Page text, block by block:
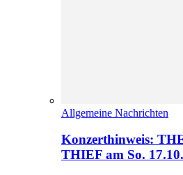
Allgemeine Nachrichten
Konzerthinweis:
THIEF am So.